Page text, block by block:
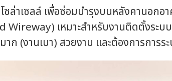
ซล่าเซลล์ เพื่อซ่อมบำรุงบนหลังคานอกอ
เหมาะสำหรับงานติดตั้งระบ
ก (งานเบา) สวยงาม และต้องการการร